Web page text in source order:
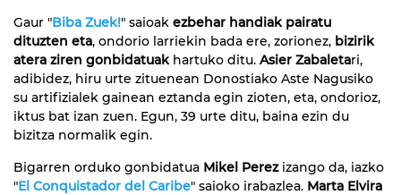
Gaur "Biba Zuek!" saioak ezbehar handiak pairatu
dituzten eta, ondorio larriekin bada ere, zorionez, bizirik
atera ziren gonbidatuakhartuko ditu. Asier Zabaletari,
adibidez, hiru urte zituenean Donostiako Aste Nagusiko
su artifizialek gainean eztanda egin zioten, eta, ondorioz,
iktus bat izan zuen. Egun, 39 urte ditu, baina ezin du
bizitza normalik egin.
Bigarren orduko gonbidatua Mikel Perezizango da, iazko
"El Conquistador del Caribe" saioko irabazlea. Marta Elvira